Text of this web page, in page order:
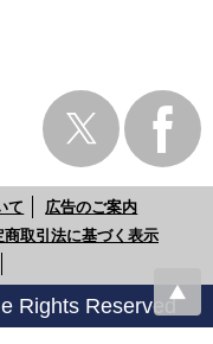
て
広告のご案内
商取引法に基づく表示
Rights Reserved